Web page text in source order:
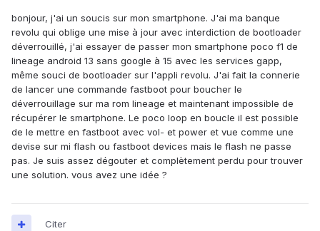
bonjour, j'ai un soucis sur mon smartphone. J'ai ma banque
revolu qui oblige une mise à jour avec interdiction de bootloader
déverrouillé, j'ai essayer de passer mon smartphone poco f1 de
lineage android 13 sans google à 15 avec les services gapp,
même souci de bootloader sur l'appli revolu. J'ai fait la connerie
de lancer une commande fastboot pour boucher le
déverrouillage sur ma rom lineage et maintenant impossible de
récupérer le smartphone. Le poco loop en boucle il est possible
de le mettre en fastboot avec vol- et power et vue comme une
devise sur mi flash ou fastboot devices mais le flash ne passe
pas. Je suis assez dégouter et complètement perdu pour trouver
une solution. vous avez une idée ?
Citer